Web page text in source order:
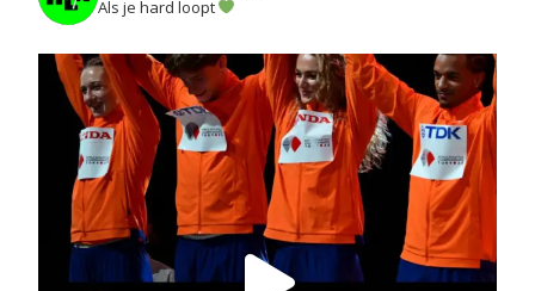
Als je hard loopt